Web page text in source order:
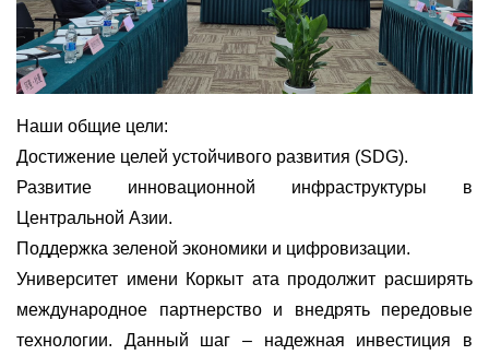
Наши общие цели:
Достижение целей устойчивого развития (SDG).
Развитие инновационной инфраструктуры в
Центральной Азии.
Поддержка зеленой экономики и цифровизации.
Университет имени Коркыт ата продолжит расширять
международное партнерство и внедрять передовые
технологии. Данный шаг – надежная инвестиция в